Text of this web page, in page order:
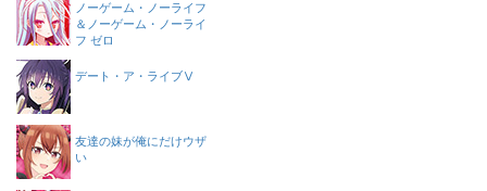
ノーゲーム・ノーライフ
＆ノーゲーム・ノーライ
フ ゼロ
デート・ア・ライブⅤ
友達の妹が俺にだけウザ
い